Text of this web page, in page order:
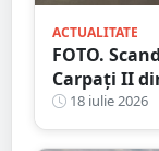
ACTUALITATE
FOTO.
Carpați II
jandarmii
18 iulie 2026